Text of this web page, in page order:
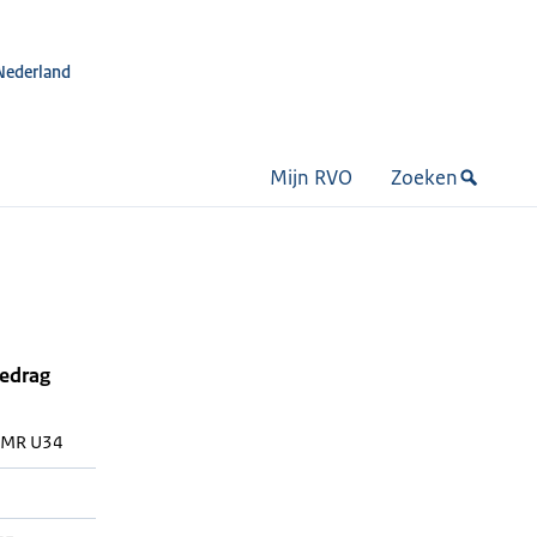
Mijn RVO Zoeken
U34